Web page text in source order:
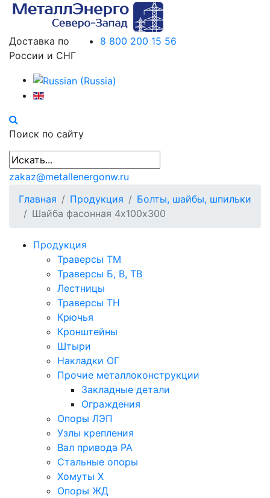
Доставка по
России и СНГ
8 800 200 15 56
Поиск по сайту
zakaz@metallenergonw.ru
Главная
Продукция
Болты, шайбы, шпильки
Шайба фасонная 4х100х300
Продукция
Траверсы ТМ
Траверсы Б, В, ТВ
Лестницы
Траверсы ТН
Крючья
Кронштейны
Штыри
Накладки ОГ
Прочие металлоконструкции
Закладные детали
Ограждения
Опоры ЛЭП
Узлы крепления
Вал привода РА
Стальные опоры
Хомуты Х
Опоры ЖД